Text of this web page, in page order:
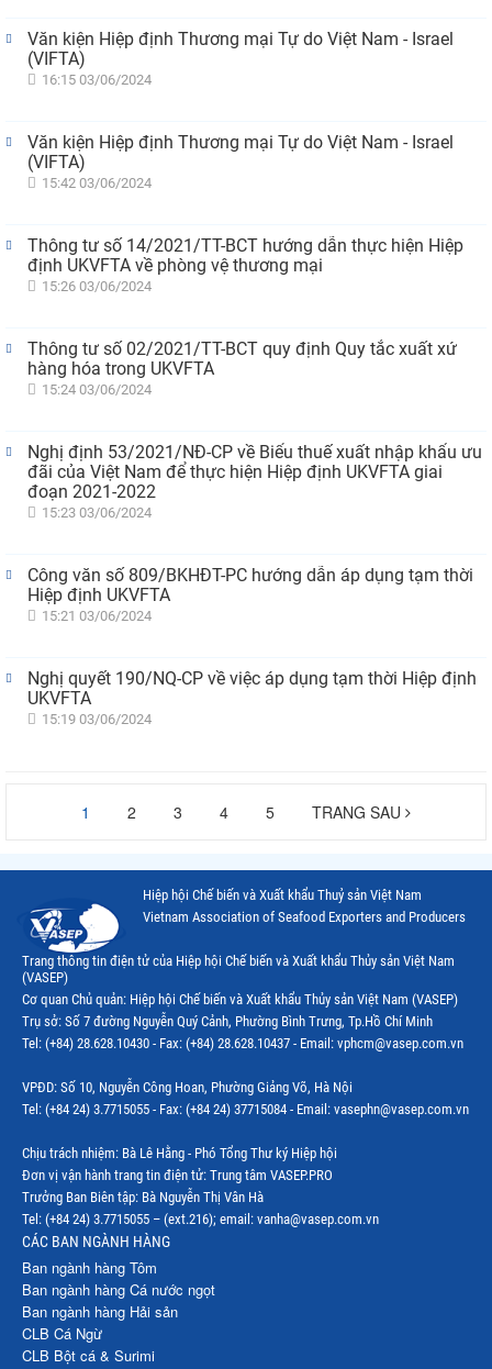
Văn kiện Hiệp định Thương mại Tự do Việt Nam - Israel
(VIFTA)
16:15 03/06/2024
Văn kiện Hiệp định Thương mại Tự do Việt Nam - Israel
(VIFTA)
15:42 03/06/2024
Thông tư số 14/2021/TT-BCT hướng dẫn thực hiện Hiệp
định UKVFTA về phòng vệ thương mại
15:26 03/06/2024
Thông tư số 02/2021/TT-BCT quy định Quy tắc xuất xứ
hàng hóa trong UKVFTA
15:24 03/06/2024
Nghị định 53/2021/NĐ-CP về Biểu thuế xuất nhập khẩu ưu
đãi của Việt Nam để thực hiện Hiệp định UKVFTA giai
đoạn 2021-2022
15:23 03/06/2024
Công văn số 809/BKHĐT-PC hướng dẫn áp dụng tạm thời
Hiệp định UKVFTA
15:21 03/06/2024
Nghị quyết 190/NQ-CP về việc áp dụng tạm thời Hiệp định
UKVFTA
15:19 03/06/2024
1 2 3 4 5 TRANG SAU
Hiệp hội Chế biến và Xuất khẩu Thuỷ sản Việt Nam
Vietnam Association of Seafood Exporters and Producers
Trang thông tin điện tử của Hiệp hội Chế biến và Xuất khẩu Thủy sản Việt Nam
(VASEP)
Cơ quan Chủ quản: Hiệp hội Chế biến và Xuất khẩu Thủy sản Việt Nam (VASEP)
Trụ sở: Số 7 đường Nguyễn Quý Cảnh, Phường Bình Trưng, Tp.Hồ Chí Minh
Tel: (+84) 28.628.10430 - Fax: (+84) 28.628.10437 - Email: vphcm@vasep.com.vn
VPĐD: Số 10, Nguyễn Công Hoan, Phường Giảng Võ, Hà Nội
Tel: (+84 24) 3.7715055 - Fax: (+84 24) 37715084 - Email: vasephn@vasep.com.vn
Chịu trách nhiệm: Bà Lê Hằng - Phó Tổng Thư ký Hiệp hội
Đơn vị vận hành trang tin điện tử: Trung tâm VASEP.PRO
Trưởng Ban Biên tập: Bà Nguyễn Thị Vân Hà
Tel: (+84 24) 3.7715055 – (ext.216); email: vanha@vasep.com.vn
CÁC BAN NGÀNH HÀNG
Ban ngành hàng Tôm
Ban ngành hàng Cá nước ngọt
Ban ngành hàng Hải sản
CLB Cá Ngừ
CLB Bột cá & Surimi